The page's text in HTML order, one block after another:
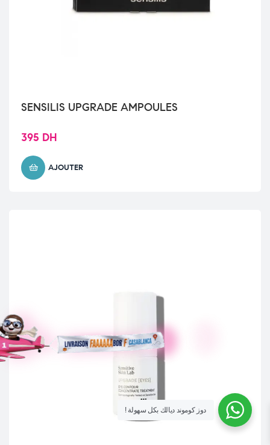
SENSILIS UPGRADE AMPOULES
395 DH
AJOUTER
! دوز كوموند ديالك بكل سهولة